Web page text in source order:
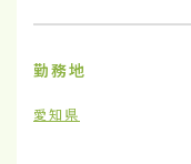
勤務地
愛知県